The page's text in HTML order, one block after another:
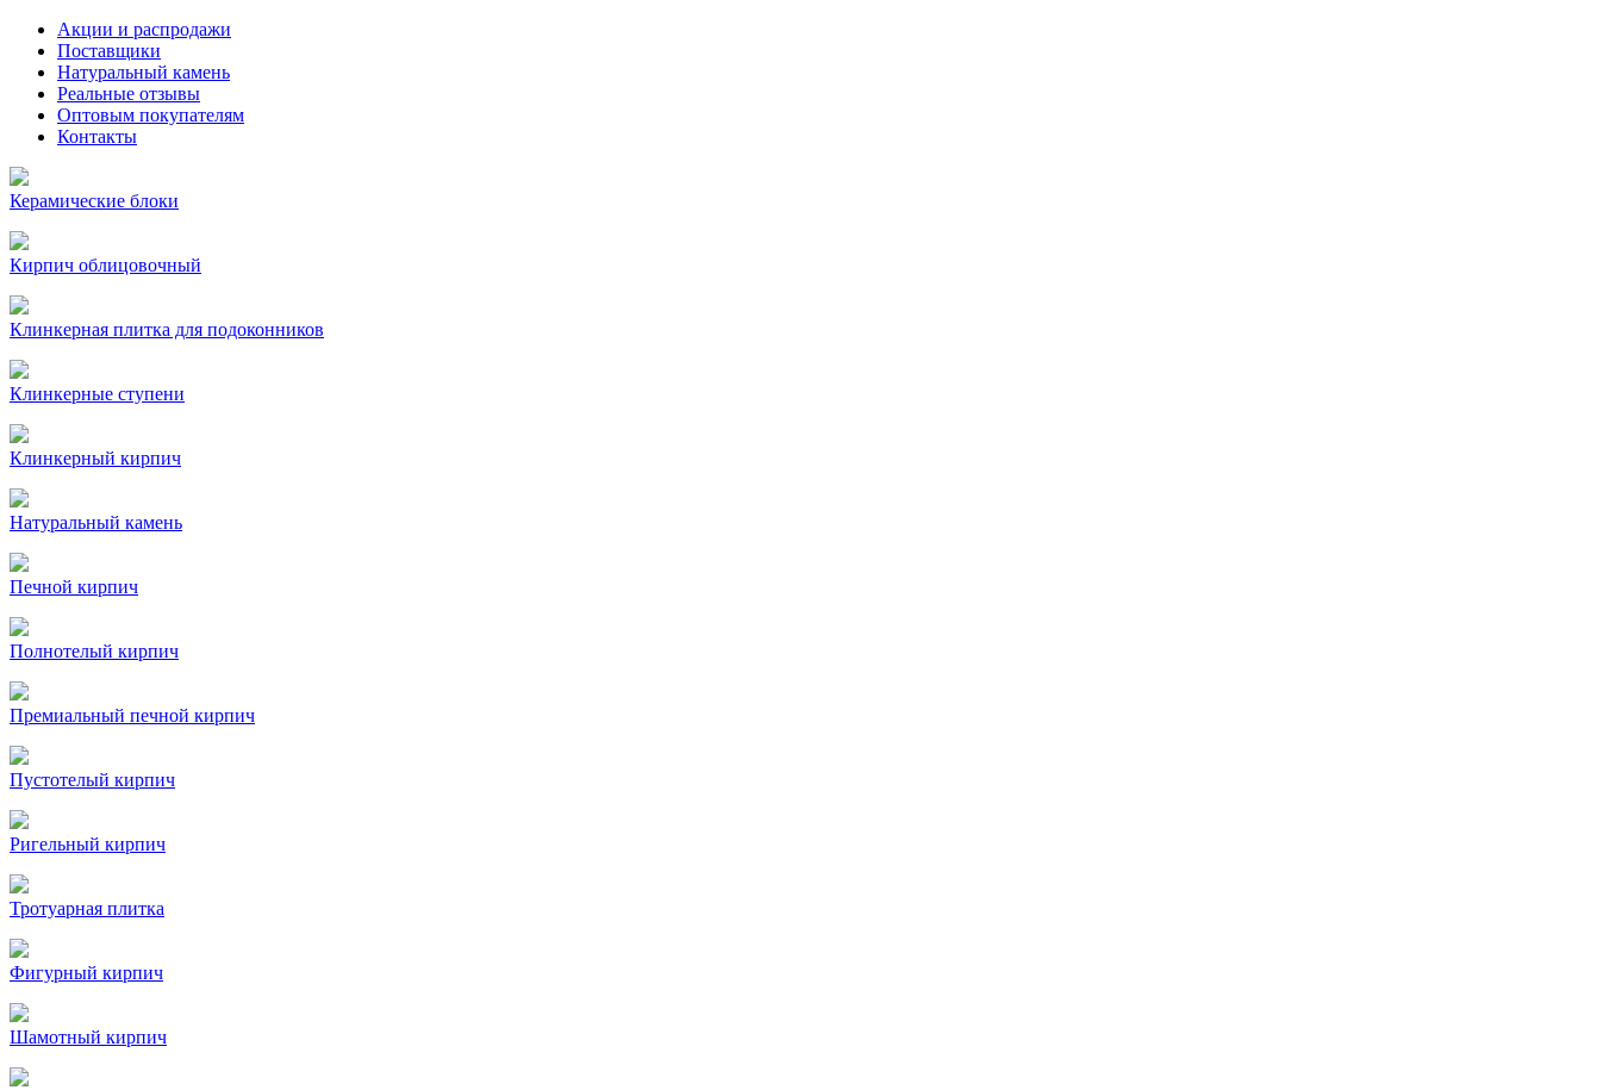
Акции и распродажи
Поставщики
Натуральный камень
Реальные отзывы
Оптовым покупателям
Контакты
Керамические блоки
Кирпич облицовочный
Клинкерная плитка для подоконников
Клинкерные ступени
Клинкерный кирпич
Натуральный камень
Печной кирпич
Полнотелый кирпич
Премиальный печной кирпич
Пустотелый кирпич
Ригельный кирпич
Тротуарная плитка
Фигурный кирпич
Шамотный кирпич